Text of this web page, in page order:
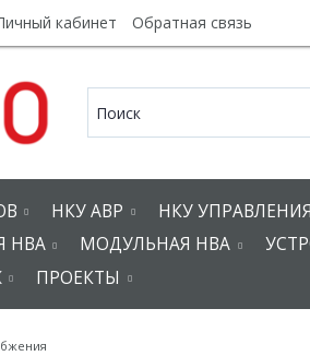
кабинет Обратная связь
НКУ АВР НКУ
НВА МОДУЛЬНАЯ НВА
ПРОЕКТЫ